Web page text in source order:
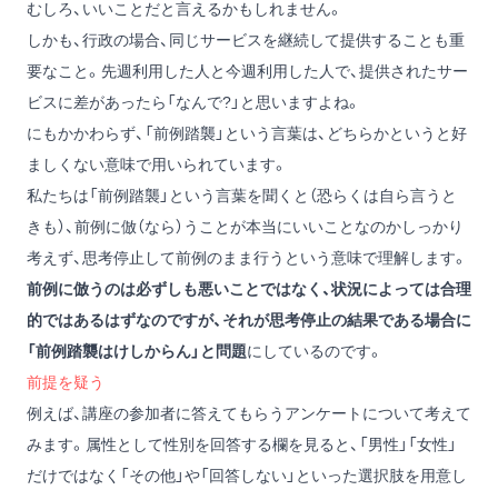
むしろ、いいことだと言えるかもしれません。
しかも、行政の場合、同じサービスを継続して提供することも重
要なこと。先週利用した人と今週利用した人で、提供されたサー
ビスに差があったら「なんで?」と思いますよね。
にもかかわらず、「前例踏襲」という言葉は、どちらかというと好
ましくない意味で用いられています。
私たちは「前例踏襲」という言葉を聞くと（恐らくは自ら言うと
きも）、前例に倣（なら）うことが本当にいいことなのかしっかり
考えず、思考停止して前例のまま行うという意味で理解します。
前例に倣うのは必ずしも悪いことではなく、状況によっては合理
的ではあるはずなのですが、それが思考停止の結果である場合に
「前例踏襲はけしからん」と問題にしているのです。
前提を疑う
例えば、講座の参加者に答えてもらうアンケートについて考えて
みます。属性として性別を回答する欄を見ると、「男性」「女性」
だけではなく「その他」や「回答しない」といった選択肢を用意し